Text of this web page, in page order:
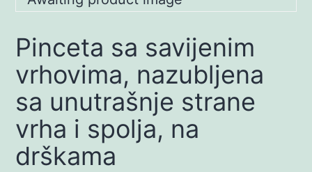
Pinceta sa savijenim
vrhovima, nazubljena
sa unutrašnje strane
vrha i spolja, na
drškama